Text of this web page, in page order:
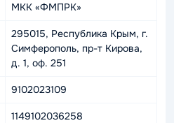
МКК «ФМПРК»
295015, Республика Крым, г.
Симферополь, пр-т Кирова,
д. 1, оф. 251
9102023109
1149102036258